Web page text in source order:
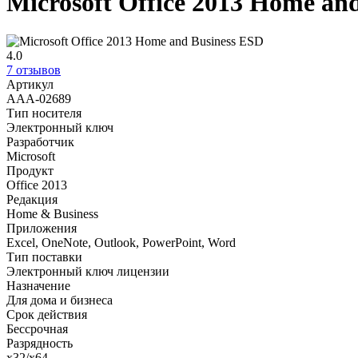
4.0
7 отзывов
Артикул
AAA-02689
Тип носителя
Электронный ключ
Разработчик
Microsoft
Продукт
Office 2013
Редакция
Home & Business
Приложения
Excel, OneNote, Outlook, PowerPoint, Word
Тип поставки
Электронный ключ лицензии
Назначение
Для дома и бизнеса
Срок действия
Бессрочная
Разрядность